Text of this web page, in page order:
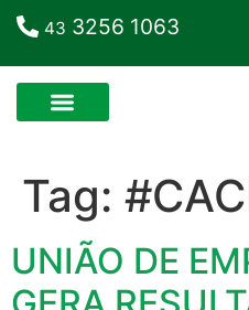
43 3256 1063
Tag:
UNIÃO DE